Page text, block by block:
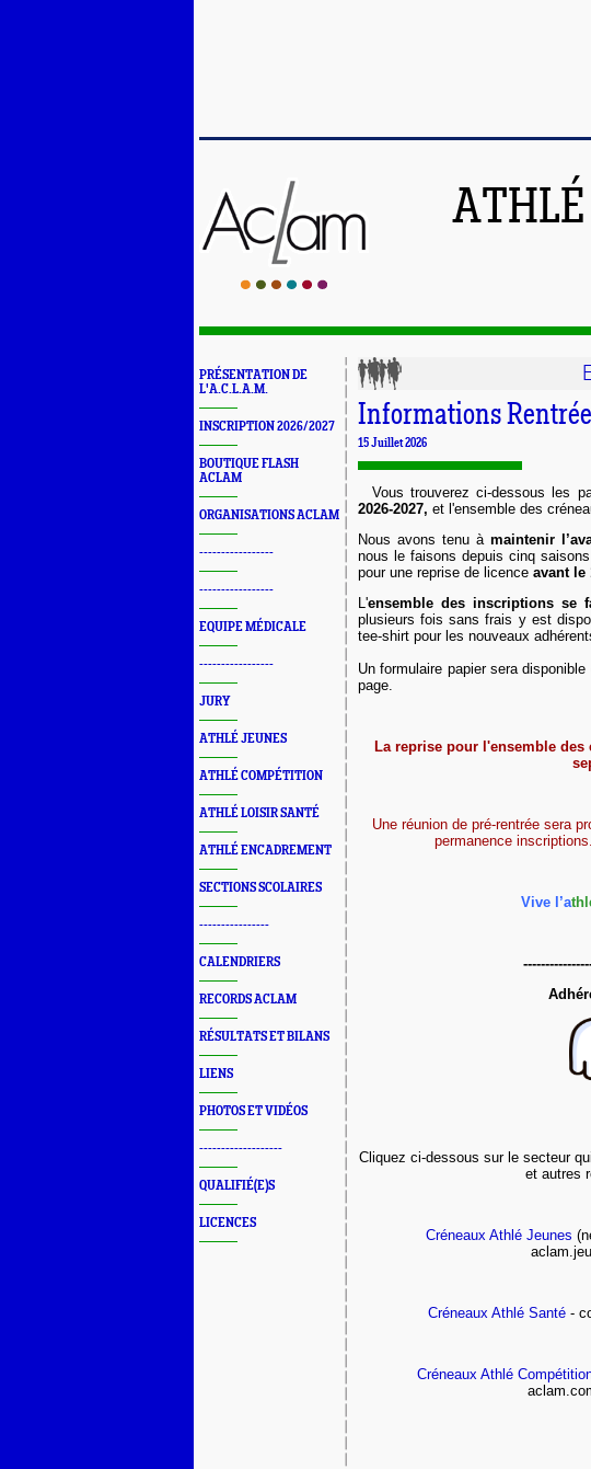
ATHLÉ
PRÉSENTATION DE
L'A.C.L.A.M.
INSCRIPTION 2026/2027
BOUTIQUE FLASH
ACLAM
ORGANISATIONS ACLAM
-----------------
-----------------
EQUIPE MÉDICALE
-----------------
JURY
ATHLÉ JEUNES
ATHLÉ COMPÉTITION
ATHLÉ LOISIR SANTÉ
ATHLÉ ENCADREMENT
SECTIONS SCOLAIRES
----------------
CALENDRIERS
RECORDS ACLAM
RÉSULTATS ET BILANS
LIENS
PHOTOS ET VIDÉOS
-------------------
QUALIFIÉ(E)S
LICENCES
Informations
15 Juillet 2026
Vous trouverez ci-dessous les
2026-2027, et l'ensemble des
Nous avons tenu àmaintenir
nous le faisons depuis cinq
pour une reprise de licence avant le
L'ensemble des inscriptions se
plusieurs fois sans frais y est
tee-shirt pour les nouveaux
Un formulaire papier sera
page.
La reprise pour l'ensemble
Une réunion de pré-rentrée sera
permanence
Vive l’a
Cliquez ci-dessous sur le secteur
et autres
Créneaux Athlé Jeunes
Créneaux Athlé Santé -
Créneaux Athlé